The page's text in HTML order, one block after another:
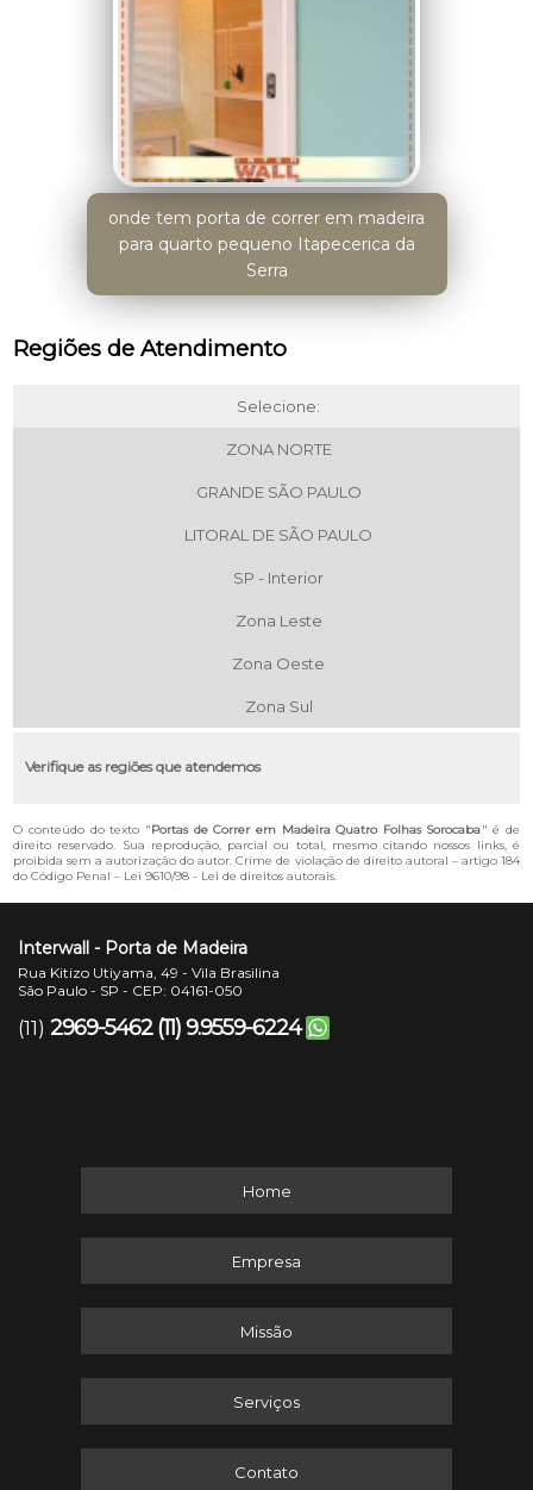
onde tem porta de correr em madeira
para quarto pequeno Itapecerica da
Serra
Regiões de Atendimento
Selecione:
ZONA NORTE
GRANDE SÃO PAULO
LITORAL DE SÃO PAULO
SP - Interior
Zona Leste
Zona Oeste
Zona Sul
Verifique as regiões que atendemos
O conteúdo do texto "Portas de Correr em Madeira Quatro Folhas Sorocaba" é de
direito reservado. Sua reprodução, parcial ou total, mesmo citando nossos links, é
proibida sem a autorização do autor. Crime de violação de direito autoral – artigo 184
do Código Penal – Lei 9610/98 - Lei de direitos autorais.
Interwall - Porta de Madeira
Rua Kitizo Utiyama, 49 - Vila Brasilina
São Paulo - SP - CEP: 04161-050
(11) 2969-5462 (11) 9.9559-6224
Home
Empresa
Missão
Serviços
Contato